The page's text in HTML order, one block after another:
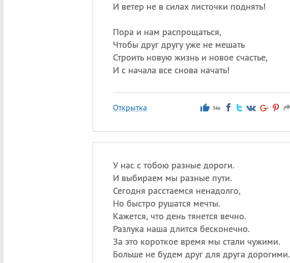
И ветер не в силах листочки поднять!
Пора и нам распрощаться,
Чтобы друг другу уже не мешать
Строить новую жизнь и новое счастье,
И с начала все снова начать!
Открытка 346
У нас с тобою разные дороги.
И выбираем мы разные пути.
Сегодня расстаемся ненадолго,
Но быстро рушатся мечты.
Кажется, что день тянется вечно.
Разлука наша длится бесконечно.
За это короткое время мы стали чужими.
Больше не будем друг для друга дорогими.